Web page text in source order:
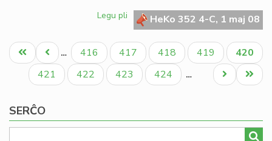
HeKo 352 4-C, 1 maj 08
Legu pli
Saluto
al
la
meksika
kongreso
Pagination
Unua
paĝo
Antaŭa
paĝo
… Paĝo
416 Paĝo
417 Paĝo
418 Paĝo
419
Aktuala
paĝo
420
Paĝo
421 Paĝo
422 Paĝo
423 Paĝo
424 …
Last
page
Next
page
SERĈO